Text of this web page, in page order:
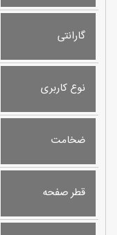
گارانتی
نوع کاربری
ضخامت
قطر صفحه